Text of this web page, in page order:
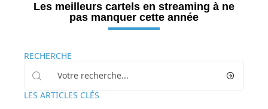
Les meilleurs cartels en streaming à ne
pas manquer cette année
RECHERCHE
LES ARTICLES CLÉS